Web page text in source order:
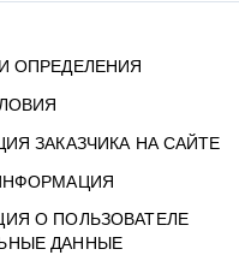
ОПРЕДЕЛЕНИЯ
ЗАКАЗЧИКА НА САЙТЕ
О ПОЛЬЗОВАТЕЛЕ
ДАННЫЕ